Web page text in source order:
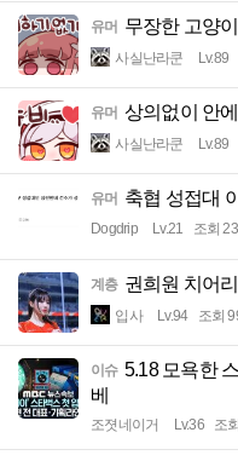
유머 무장한 고양이
사실난라쿤 Lv.89
유머 상의없이 안
사실난라쿤 Lv.89
유머 축협 성접대
Dogdrip Lv.21 조회
계층 권희원 치어
입사 Lv.94 조회
이슈 5.18 모욕한
베
조졋네이거 Lv.36 조